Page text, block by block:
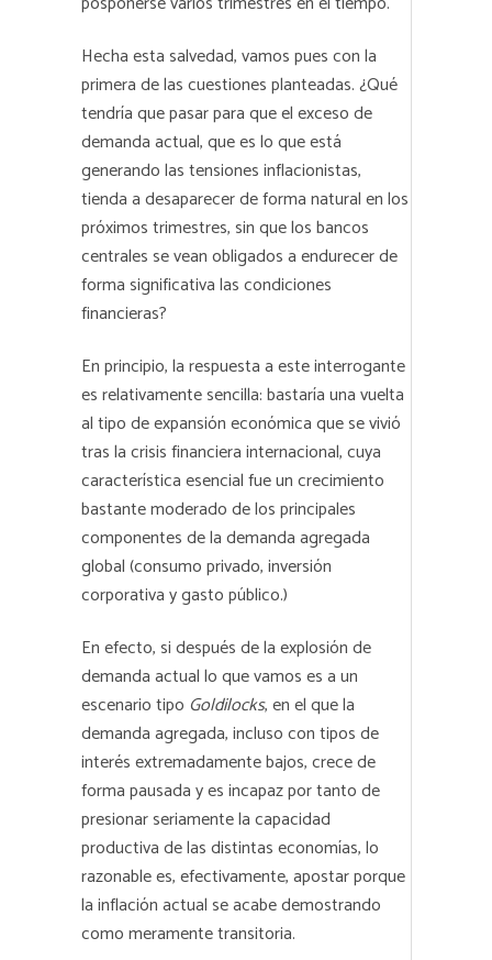
Hecha esta salvedad, vamos pues con la
primera de las cuestiones planteadas. ¿Qué
tendría que pasar para que el exceso de
demanda actual, que es lo que está
generando las tensiones inflacionistas,
tienda a desaparecer de forma natural en los
próximos trimestres, sin que los bancos
centrales se vean obligados a endurecer de
forma significativa las condiciones
financieras?
En principio, la respuesta a este interrogante
es relativamente sencilla: bastaría una vuelta
al tipo de expansión económica que se vivió
tras la crisis financiera internacional, cuya
característica esencial fue un crecimiento
bastante moderado de los principales
componentes de la demanda agregada
global (consumo privado, inversión
corporativa y gasto público.)
En efecto, si después de la explosión de
demanda actual lo que vamos es a un
escenario tipo Goldilocks, en el que la
demanda agregada, incluso con tipos de
interés extremadamente bajos, crece de
forma pausada y es incapaz por tanto de
presionar seriamente la capacidad
productiva de las distintas economías, lo
razonable es, efectivamente, apostar porque
la inflación actual se acabe demostrando
como meramente transitoria.